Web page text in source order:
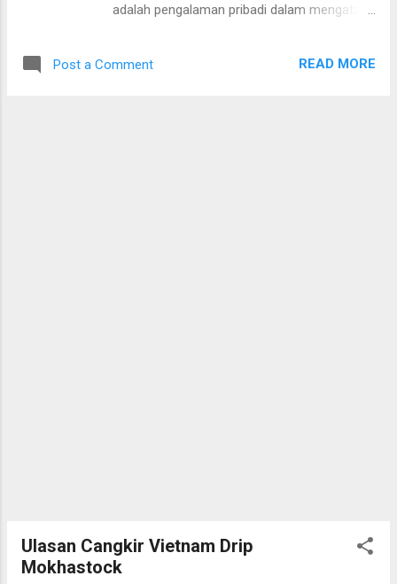
adalah pengalaman pribadi dalam mengatasi
cantengan. Hari 1- kuku nyeri. Kirain cepat
Post a Comment READ MORE
Ulasan Cangkir Vietnam Drip
Mokhastock